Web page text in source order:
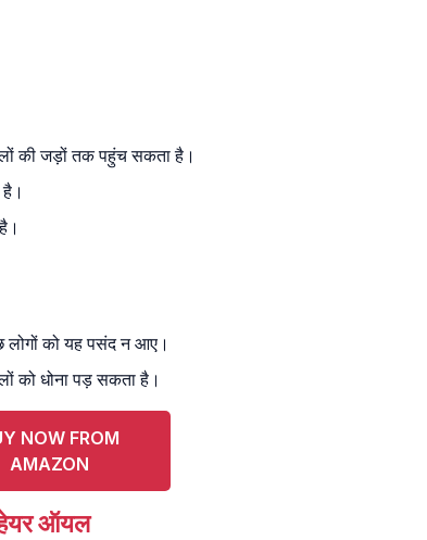
की जड़ों तक पहुंच सकता है।
को यह पसंद न आए।
को धोना पड़ सकता है।
NOW FROM
AMAZON
ऑयल